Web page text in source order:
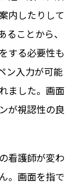
内したりして
ことから、
する必要性も
ン入力が可能
ました。画面
が視認性の良
看護師が変わ
。画面を指で